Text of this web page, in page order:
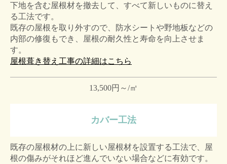
下地を含む屋根材を撤去して、すべて新しいものに替え
る工法です。
既存の屋根を取り外すので、防水シートや野地板などの
内部の修復もでき、屋根の耐久性と寿命を向上させま
す。
屋根葺き替え工事の詳細はこちら
13,500円～/㎡
カバー工法
既存の屋根材の上に新しい屋根材を設置する工法で、屋
根の傷みがそれほど進んでいない場合などに有効です。